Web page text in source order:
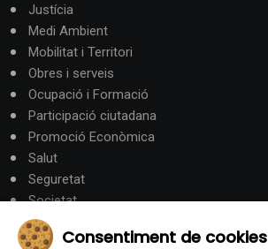
Justícia
Medi Ambient
Mobilitat i Territori
Obres i serveis
Ocupació i Formació
Participació ciutadana
Promoció Econòmica
Salut
Seguretat
Societat
Turisme
Consentiment de cookies